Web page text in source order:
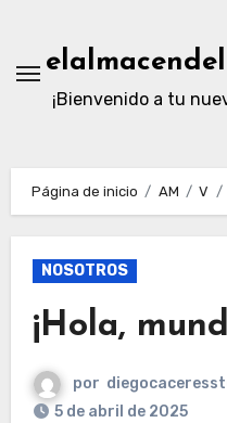
contenido
¡Bienvenido a tu
Página de inicio AM V
NOSOTROS
¡Hola,
por
5 de abril de 2025